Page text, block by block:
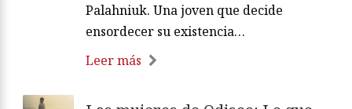
Palahniuk. Una joven que decide
ensordecer su existencia…
Leer más